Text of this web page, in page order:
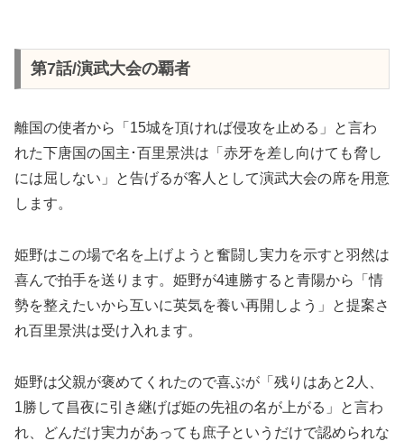
第7話/演武大会の覇者
離国の使者から「15城を頂ければ侵攻を止める」と言わ
れた下唐国の国主･百里景洪は「赤牙を差し向けても脅し
には屈しない」と告げるが客人として演武大会の席を用意
します。
姫野はこの場で名を上げようと奮闘し実力を示すと羽然は
喜んで拍手を送ります。姫野が4連勝すると青陽から「情
勢を整えたいから互いに英気を養い再開しよう」と提案さ
れ百里景洪は受け入れます。
姫野は父親が褒めてくれたので喜ぶが「残りはあと2人、
1勝して昌夜に引き継げば姫の先祖の名が上がる」と言わ
れ、どんだけ実力があっても庶子というだけで認められな